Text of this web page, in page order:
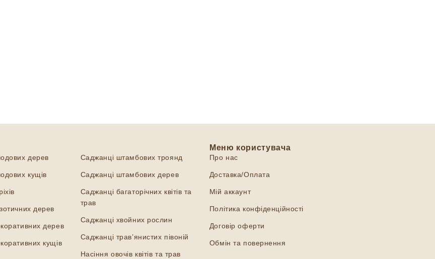
дерев
кущів
дерев
дерев
кущів
Саджанці штамбових троянд
Саджанці штамбових дерев
Саджанці багаторічних квітів та
трав
Саджанці хвойних рослин
Саджанці трав’янистих півоній
Насіння овочів квітів та трав
Меню користувача
Про нас
Доставка/Оплата
Мій аккаунт
Політика конфіденційності
Договір оферти
Обмін та повернення